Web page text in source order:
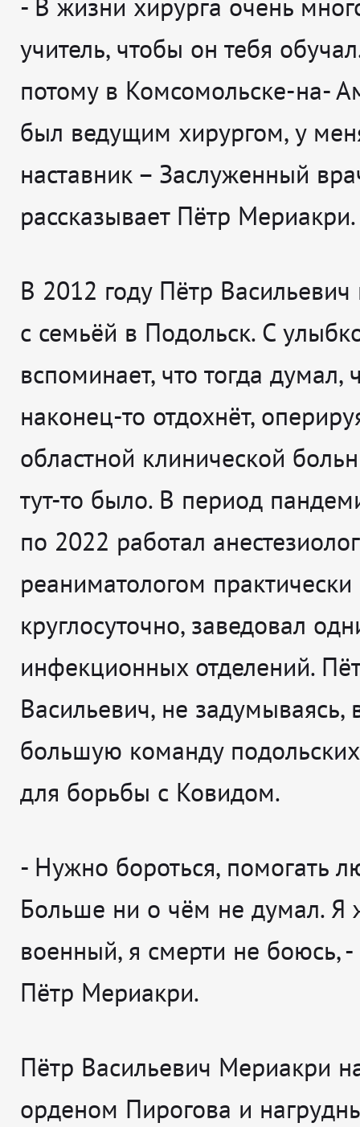
учитель, чтобы он тебя
потому в Комсомольске-на-
был ведущим хирургом, у
наставник – Заслуженный
рассказывает Пётр Мериакри.
В 2012 году Пётр Васильевич
с семьёй в Подольск. С
вспоминает, что тогда думал,
наконец-то отдохнёт,
областной клинической
тут-то было. В период
по 2022 работал
реаниматологом практически
круглосуточно, заведовал
инфекционных отделений.
Васильевич, не задумываясь,
большую команду
для борьбы с Ковидом.
- Нужно бороться, помогать
Больше ни о чём не думал.
военный, я смерти не боюсь,
Пётр Мериакри.
Пётр Васильевич Мериакри
орденом Пирогова и